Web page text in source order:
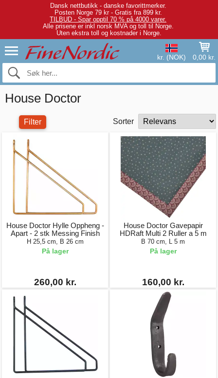
Dansk nettbutikk - danske favorittmerker.
Posten Norge 79 kr - Gratis fra 899 kr.
TILBUD - Spar opptil 70 % på 4000 varer.
Alle prisene er inkl norsk MVA og toll til Norge.
Uten ekstra toll og kostnader i Norge.
kr. (NOK) 0,00 kr.
House Doctor
Filter Sorter
House Doctor Hylle Oppheng -
Apart - 2 stk Messing Finish
H 25,5 cm, B 26 cm
På lager
260,00 kr.
House Doctor Gavepapir
HDRaft Multi 2 Ruller a 5 m
B 70 cm, L 5 m
På lager
160,00 kr.